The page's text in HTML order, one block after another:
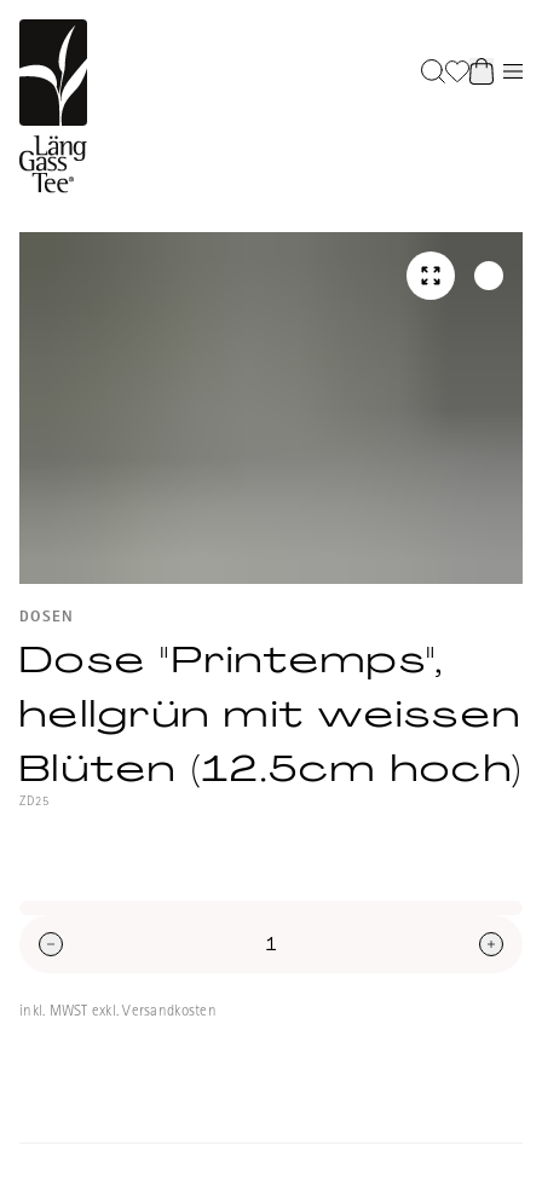
DOSEN
Dose "Printemps",
hellgrün mit weissen
Blüten (12.5cm hoch)
ZD25
inkl. MWST exkl. Versandkosten